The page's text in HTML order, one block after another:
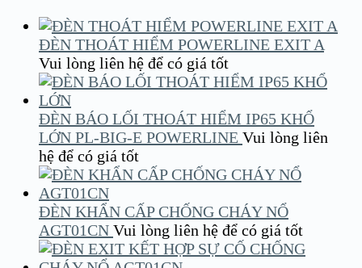
ĐÈN THOÁT HIỂM POWERLINE EXIT A
Vui lòng liên hệ để có giá tốt
ĐÈN BÁO LỐI THOÁT HIỂM IP65 KHỔ
LỚN PL-BIG-E POWERLINE Vui lòng liên
hệ để có giá tốt
ĐÈN KHẨN CẤP CHỐNG CHÁY NỔ
AGT01CN Vui lòng liên hệ để có giá tốt